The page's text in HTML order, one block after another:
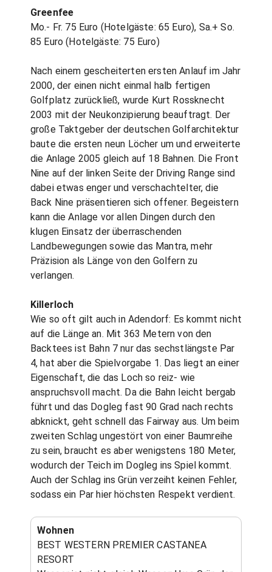
Greenfee
Mo.- Fr. 75 Euro (Hotelgäste: 65 Euro), Sa.+ So.
85 Euro (Hotelgäste: 75 Euro)
Nach einem gescheiterten ersten Anlauf im Jahr
2000, der einen nicht einmal halb fertigen
Golfplatz zurückließ, wurde Kurt Rossknecht
2003 mit der Neukonzipierung beauftragt. Der
große Taktgeber der deutschen Golfarchitektur
baute die ersten neun Löcher um und erweiterte
die Anlage 2005 gleich auf 18 Bahnen. Die Front
Nine auf der linken Seite der Driving Range sind
dabei etwas enger und verschachtelter, die
Back Nine präsentieren sich offener. Begeistern
kann die Anlage vor allen Dingen durch den
klugen Einsatz der überraschenden
Landbewegungen sowie das Mantra, mehr
Präzision als Länge von den Golfern zu
verlangen.
Killerloch
Wie so oft gilt auch in Adendorf: Es kommt nicht
auf die Länge an. Mit 363 Metern von den
Backtees ist Bahn 7 nur das sechstlängste Par
4, hat aber die Spielvorgabe 1. Das liegt an einer
Eigenschaft, die das Loch so reiz- wie
anspruchsvoll macht. Da die Bahn leicht bergab
führt und das Dogleg fast 90 Grad nach rechts
abknickt, geht schnell das Fairway aus. Um beim
zweiten Schlag ungestört von einer Baumreihe
zu sein, braucht es aber wenigstens 180 Meter,
wodurch der Teich im Dogleg ins Spiel kommt.
Auch der Schlag ins Grün verzeiht keinen Fehler,
sodass ein Par hier höchsten Respekt verdient.
Wohnen
BEST WESTERN PREMIER CASTANEA
RESORT